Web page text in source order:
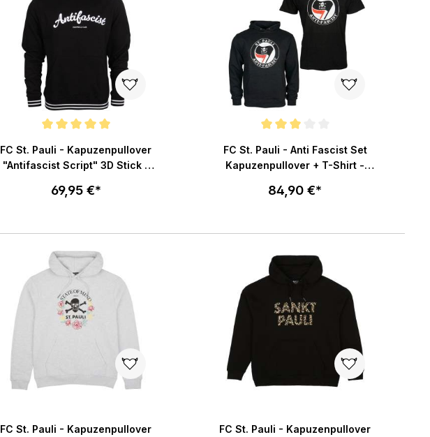
FC St. Pauli - Kapuzenpullover
"Antifascist Script" 3D Stick -
69,95 €*
In den Warenkorb
FC St. Pauli - Anti Fascist Set
Kapuzenpullover + T-Shirt -
84,90 €*
In den Warenkorb
FC St. Pauli - Kapuzenpullover
FC St. Pauli - Kapuzenpullover